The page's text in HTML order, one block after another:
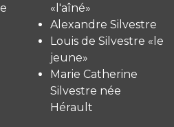
«l'aîné»
Alexandre Silvestre
Louis de Silvestre «le
jeune»
Marie Catherine
Silvestre née
Hérault